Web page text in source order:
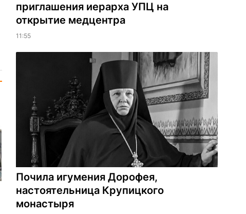
приглашения иерарха УПЦ на
открытие медцентра
11:55
Почила игумения Дорофея,
настоятельница Крупицкого
монастыря